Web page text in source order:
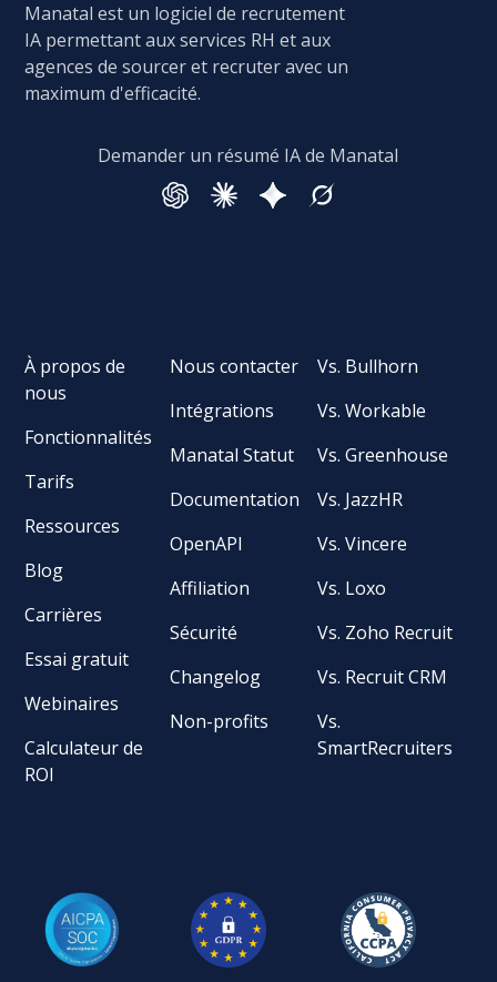
Manatal est un logiciel de recrutement
IA permettant aux services RH et aux
agences de sourcer et recruter avec un
maximum d'efficacité.
Demander un résumé IA de Manatal
À propos de
nous
Fonctionnalités
Tarifs
Ressources
Blog
Carrières
Essai gratuit
Webinaires
Calculateur de
ROI
Nous contacter
Intégrations
Manatal Statut
Documentation
OpenAPI
Affiliation
Sécurité
Changelog
Non-profits
Vs. Bullhorn
Vs. Workable
Vs. Greenhouse
Vs. JazzHR
Vs. Vincere
Vs. Loxo
Vs. Zoho Recruit
Vs. Recruit CRM
Vs.
SmartRecruiters